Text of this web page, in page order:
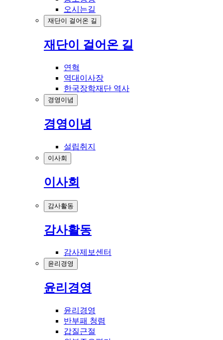
오시는길
재단이 걸어온 길
재단이 걸어온 길
연혁
역대이사장
한국장학재단 역사
경영이념
경영이념
설립취지
이사회
이사회
감사활동
감사활동
감사제보센터
윤리경영
윤리경영
윤리경영
반부패 청렴
갑질근절